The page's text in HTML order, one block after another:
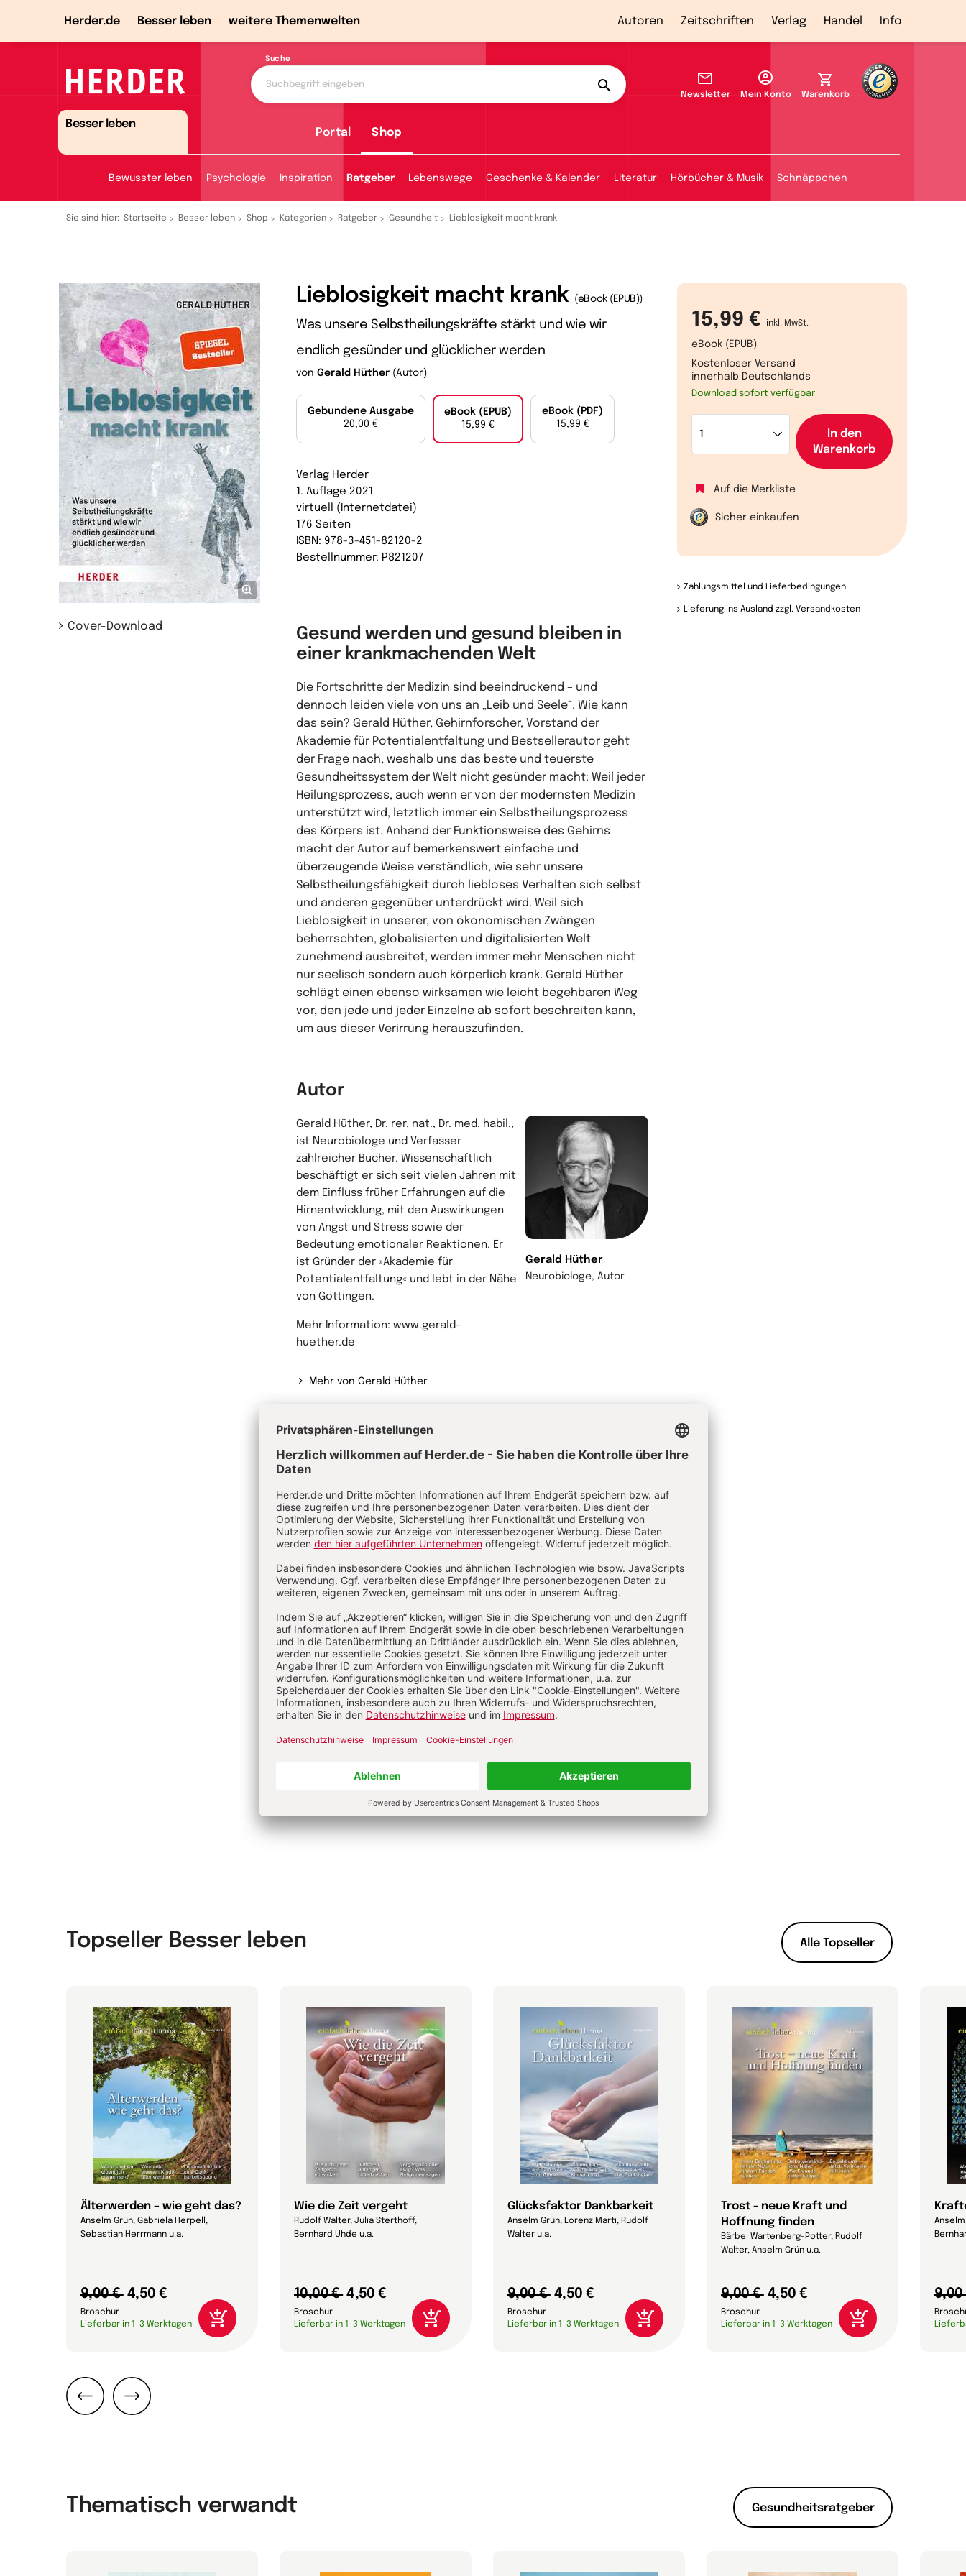
Herder.de Besser leben weitere Themenwelten Autoren Zeitschriften Verlag Handel Info
Suche
Besser leben
Newsletter Mein Konto Warenkorb
Portal Shop
Bewusster leben Psychologie Inspiration Ratgeber Lebenswege Geschenke & Kalender Literatur Hörbücher & Musik Schnäppchen
Sie sind hier: Startseite Besser leben Shop Kategorien Ratgeber Gesundheit Lieblosigkeit macht krank
Cover-Download
15,99 € inkl. MwSt.
eBook (EPUB)
Kostenloser Versand
innerhalb Deutschlands
Download sofort verfügbar
In den
Warenkorb
Auf die Merkliste
Sicher einkaufen
Zahlungsmittel und Lieferbedingungen
Lieferung ins Ausland zzgl. Versandkosten
Lieblosigkeit macht krank (eBook (EPUB))
Was unsere Selbstheilungskräfte stärkt und wie wir
endlich gesünder und glücklicher werden
von Gerald Hüther (Autor)
Gebundene Ausgabe
20,00 €
eBook (EPUB)
15,99 €
eBook (PDF)
15,99 €
Verlag Herder
1. Auflage 2021
virtuell (Internetdatei)
176 Seiten
ISBN: 978-3-451-82120-2
Bestellnummer: P821207
Gesund werden und gesund bleiben in
einer krankmachenden Welt
Die Fortschritte der Medizin sind beeindruckend – und
dennoch leiden viele von uns an „Leib und Seele“. Wie kann
das sein? Gerald Hüther, Gehirnforscher, Vorstand der
Akademie für Potentialentfaltung und Bestsellerautor geht
der Frage nach, weshalb uns das beste und teuerste
Gesundheitssystem der Welt nicht gesünder macht: Weil jeder
Heilungsprozess, auch wenn er von der modernsten Medizin
unterstützt wird, letztlich immer ein Selbstheilungsprozess
des Körpers ist. Anhand der Funktionsweise des Gehirns
macht der Autor auf bemerkenswert einfache und
überzeugende Weise verständlich, wie sehr unsere
Selbstheilungsfähigkeit durch liebloses Verhalten sich selbst
und anderen gegenüber unterdrückt wird. Weil sich
Lieblosigkeit in unserer, von ökonomischen Zwängen
beherrschten, globalisierten und digitalisierten Welt
zunehmend ausbreitet, werden immer mehr Menschen nicht
nur seelisch sondern auch körperlich krank. Gerald Hüther
schlägt einen ebenso wirksamen wie leicht begehbaren Weg
vor, den jede und jeder Einzelne ab sofort beschreiten kann,
um aus dieser Verirrung herauszufinden.
Autor
Gerald Hüther
Neurobiologe, Autor
Gerald Hüther, Dr. rer. nat., Dr. med. habil.,
ist Neurobiologe und Verfasser
zahlreicher Bücher. Wissenschaftlich
beschäftigt er sich seit vielen Jahren mit
dem Einfluss früher Erfahrungen auf die
Hirnentwicklung, mit den Auswirkungen
von Angst und Stress sowie der
Bedeutung emotionaler Reaktionen. Er
ist Gründer der »Akademie für
Potentialentfaltung« und lebt in der Nähe
von Göttingen.
Mehr Information: www.gerald-
huether.de
Mehr von Gerald Hüther
Verwandte Themen
Hygieneplan in der Kita Achtsamkeit: Leben im Moment Seele
Quarantäne & Ausgangsbeschränkung
Warnsignale bei Stress: Auf den Körper hören
Nein sagen und Grenzen setzen Stress abbauen und bewältigen
Resilienz – aus Krisen gestärkt hervorgehen
Mit Salutogenese zu mehr Lebensfreude
Lösungsstrategien gegen Stress am Arbeitsplatz
Topseller Besser leben Alle Topseller
Älterwerden – wie geht das?
Anselm Grün, Gabriela Herpell,
Sebastian Herrmann u.a.
9,00 € 4,50 €
Broschur
Lieferbar in 1-3 Werktagen
Wie die Zeit vergeht
Rudolf Walter, Julia Sterthoff,
Bernhard Uhde u.a.
10,00 € 4,50 €
Broschur
Lieferbar in 1-3 Werktagen
Glücksfaktor Dankbarkeit
Anselm Grün, Lorenz Marti, Rudolf
Walter u.a.
9,00 € 4,50 €
Broschur
Lieferbar in 1-3 Werktagen
Trost - neue Kraft und
Hoffnung finden
Bärbel Wartenberg-Potter, Rudolf
Walter, Anselm Grün u.a.
9,00 € 4,50 €
Broschur
Lieferbar in 1-3 Werktagen
Thematisch verwandt Gesundheitsratgeber